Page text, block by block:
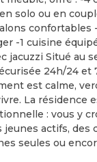
solo ou en
confortables
-1 cuisine
jacuzzi Situé au
24h/24 et
est calme,
La résidence
: vous y
jeunes actifs, des
seules ou